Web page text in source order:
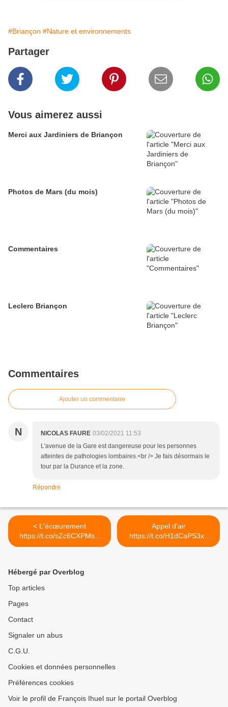
#Briançon #Nature et environnements
Partager
Vous aimerez aussi
Merci aux Jardiniers de Briançon
Photos de Mars (du mois)
Commentaires
Leclerc Briançon
Commentaires
Ajouter un commentaire
N NICOLAS FAURE 03/02/2021 11:53
L'avenue de la Gare est dangereuse pour les personnes
atteintes de pathologies lombaires.<br /> Je fais désormais le
tour par la Durance et la zone.
Répondre
< L'écœurement
https://t.co/sZc6CXPMsU
#Politique...
Appel d'air
https://t.co/H1dCaPS3xq
#Migration via... >
Hébergé par Overblog
Top articles
Pages
Contact
Signaler un abus
C.G.U.
Cookies et données personnelles
Préférences cookies
Voir le profil de François Ihuel sur le portail Overblog